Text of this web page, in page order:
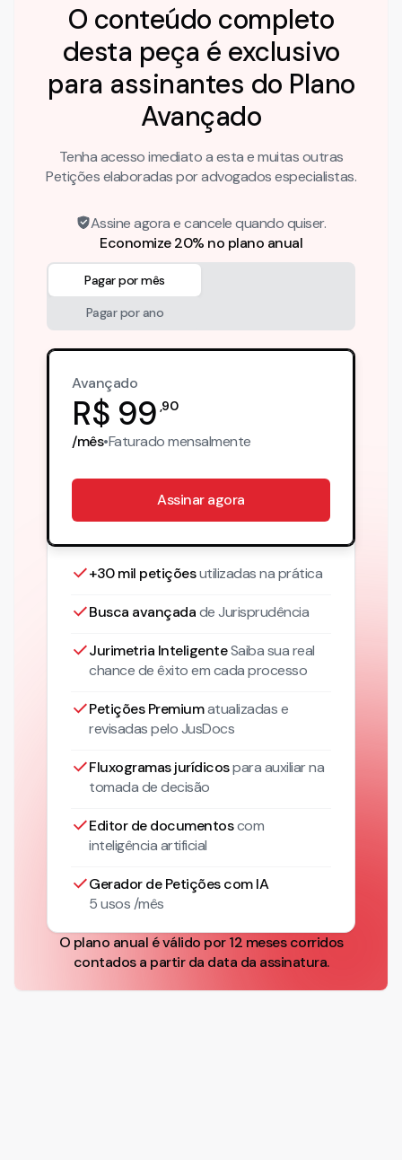
O conteúdo completo
desta peça é exclusivo
para assinantes do Plano
Avançado
Tenha acesso imediato a esta e muitas outras
Petições elaboradas por advogados especialistas.
Assine agora e cancele quando quiser.
Economize 20% no plano anual
Pagar por mês
Pagar por ano
Avançado
R$ 99 ,90
/mês•Faturadomensalmente
Assinar agora
+30 mil petiçõesutilizadas na prática
Busca avançadade Jurisprudência
Jurimetria InteligenteSaiba sua real
chance de êxito em cada processo
Petições Premiumatualizadase
revisadas pelo JusDocs
Fluxogramas jurídicospara auxiliar na
tomada de decisão
Editor de documentoscom
inteligência artificial
Gerador de Petições com IA
5 usos /mês
O plano anual é válido por 12 meses corridos
contados a partir da data da assinatura.